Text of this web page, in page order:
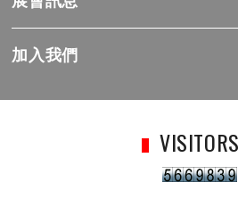
加入我們
VISITORS